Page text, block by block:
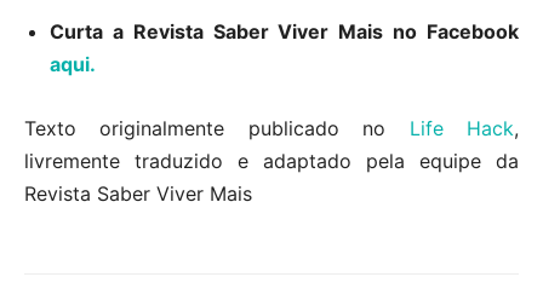
Curta a Revista Saber Viver Mais no Facebook
aqui.
Texto originalmente publicado no Life Hack,
livremente traduzido e adaptado pela equipe da
Revista Saber Viver Mais